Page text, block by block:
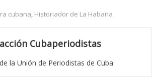
cubana, Historiador de La Habana
Cubaperiodistas
la Unión de Periodistas de Cuba